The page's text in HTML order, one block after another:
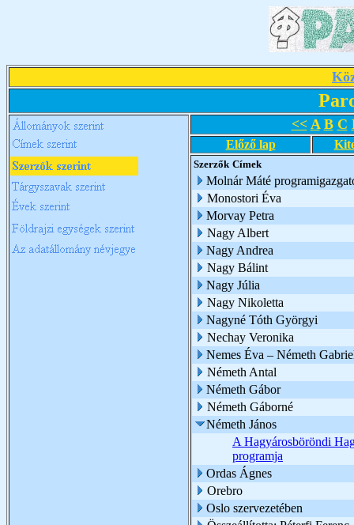
<< A B C
Előző lap
Szerzők Címek
Molnár Máté
Monostori Éva
Morvay Petra
Nagy Albert
Nagy Andrea
Nagy Bálint
Nagy Júlia
Nagy Nikoletta
Nagyné Tóth Györgyi
Nechay Veronika
Nemes Éva – Németh
Németh Antal
Németh Gábor
Németh Gáborné
Németh János
A Hagyárosböröndi
programja
Ordas Ágnes
Orebro
Oslo szervezetében